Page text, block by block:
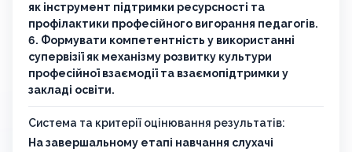
як інструмент підтримки ресурсності та
профілактики професійного вигорання педагогів.
6. Формувати компетентність у використанні
супервізії як механізму розвитку культури
професійної взаємодії та взаємопідтримки у
закладі освіти.
Система та критерії оцінювання результатів:
На завершальному етапі навчання слухачі